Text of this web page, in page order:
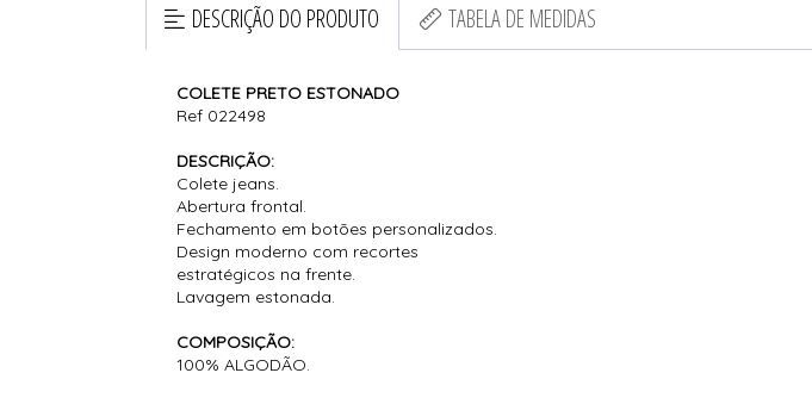
DESCRIÇÃO DO PRODUTO TABELA DE MEDIDAS
COLETE PRETO ESTONADO
Ref 022498
DESCRIÇÃO:
Colete jeans.
Abertura frontal.
Fechamento em botões personalizados.
Design moderno com recortes
estratégicos na frente.
Lavagem estonada.
COMPOSIÇÃO:
100% ALGODÃO.